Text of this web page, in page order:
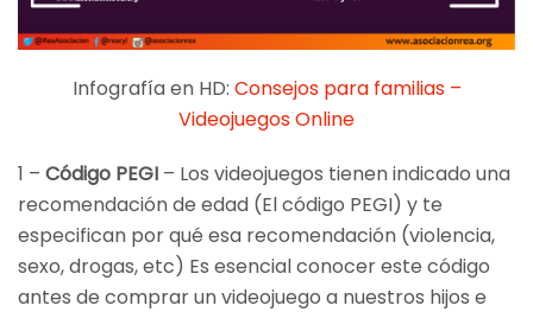
Infografía en HD: Consejos para familias –
Videojuegos Online
1 – Código PEGI – Los videojuegos tienen indicado una
recomendación de edad (El código PEGI) y te
especifican por qué esa recomendación (violencia,
sexo, drogas, etc) Es esencial conocer este código
antes de comprar un videojuego a nuestros hijos e